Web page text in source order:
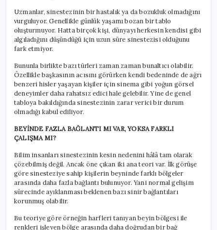
Uzmanlar, sinestezinin bir hastalık ya da bozukluk olmadığını
vurguluyor. Genellikle günlük yaşamı bozan bir tablo
oluşturmuyor. Hatta birçok kişi, dünyayı herkesin kendisi gibi
algıladığını düşündüğü için uzun süre sinestezisi olduğunu
fark etmiyor.
Bununla birlikte bazı türleri zaman zaman bunaltıcı olabilir.
Özellikle başkasının acısını görürken kendi bedeninde de ağrı
benzeri hisler yaşayan kişiler için sinema gibi yoğun görsel
deneyimler daha rahatsız edici hale gelebilir. Yine de genel
tabloya bakıldığında sinestezinin zarar verici bir durum
olmadığı kabul ediliyor.
BEYİNDE FAZLA BAĞLANTI MI VAR, YOKSA FARKLI
ÇALIŞMA MI?
Bilim insanları sinestezinin kesin nedenini hâlâ tam olarak
çözebilmiş değil. Ancak öne çıkan iki ana teori var. İlk görüşe
göre sinesteziye sahip kişilerin beyninde farklı bölgeler
arasında daha fazla bağlantı bulunuyor. Yani normal gelişim
sürecinde ayıklanması beklenen bazı sinir bağlantıları
korunmuş olabilir.
Bu teoriye göre örneğin harfleri tanıyan beyin bölgesi ile
renkleri işleyen bölge arasında daha doğrudan bir bağ